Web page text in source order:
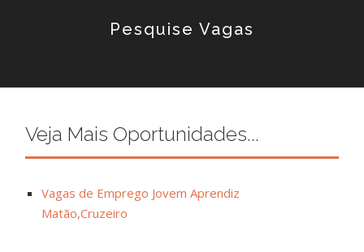
Pesquise Vagas
Veja Mais Oportunidades...
Vagas de Emprego Jovem Aprendiz
Matão,Cruzeiro